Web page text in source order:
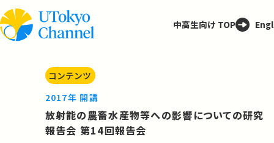
中高生向け TOP
コンテンツ
2017年 開講
放射能の農畜水産物等への影響についての研究
報告会 第14回報告会